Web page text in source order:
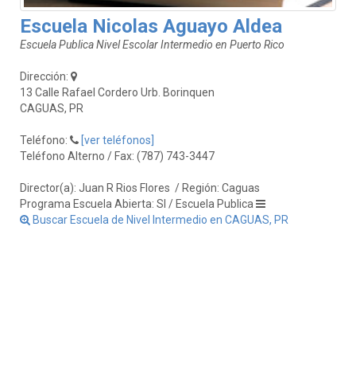
Escuela Nicolas Aguayo Aldea
Escuela Publica Nivel Escolar Intermedio en Puerto Rico
Dirección:
13 Calle Rafael Cordero Urb. Borinquen
CAGUAS, PR
Teléfono:
[ver teléfonos]
Teléfono Alterno / Fax: (787) 743-3447
Director(a): Juan R Rios Flores / Región: Caguas
Programa Escuela Abierta: SI / Escuela Publica
Buscar Escuela de Nivel Intermedio en CAGUAS, PR